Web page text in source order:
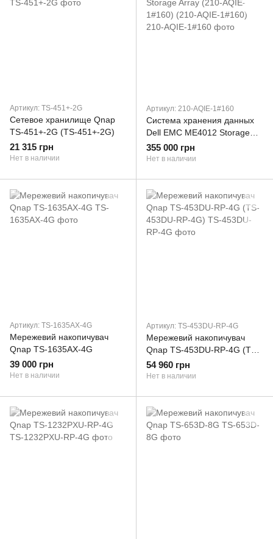
Артикул: TS-451+-2G
Сетевое хранилище Qnap
TS-451+-2G (TS-451+-2G)
21 315 грн
Нет в наличии
Артикул: 210-AQIE-1#160
Система хранения данных
Dell EMC ME4012 Storage
Array (210-AQIE-1#160)
(210-AQIE-1#160)
355 000 грн
Нет в наличии
Артикул: TS-1635AX-4G
Мережевий накопичувач
Qnap TS-1635AX-4G
39 000 грн
Нет в наличии
Артикул: TS-453DU-RP-4G
Мережевий накопичувач
Qnap TS-453DU-RP-4G (TS-
453DU-RP-4G)
54 960 грн
Нет в наличии